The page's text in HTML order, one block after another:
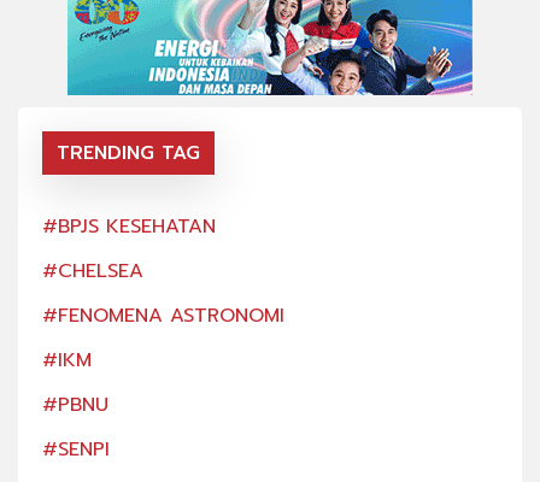
TRENDING TAG
#BPJS KESEHATAN
#CHELSEA
#FENOMENA ASTRONOMI
#IKM
#PBNU
#SENPI